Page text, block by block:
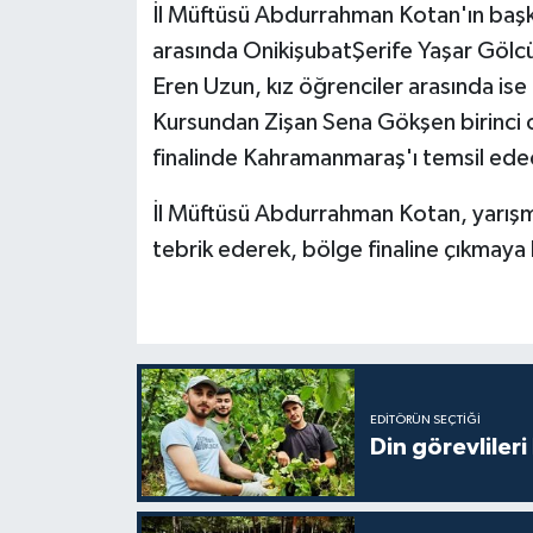
İl Müftüsü Abdurrahman Kotan'ın
arasında OnikişubatŞerife Yaşar
Eren Uzun, kız öğrenciler arasında ise
Kursundan Zişan Sena Gökşen
finalinde Kahramanmaraş'ı temsil
İl Müftüsü Abdurrahman Kotan,
tebrik ederek, bölge finaline
EDITÖRÜN SEÇTIĞI
Din görevlileri
Bitlis Müftülüğü
Bolu Müftülüğü
Bursa Müftülüğü
Çorum Müftülüğü
Denizli Müftülüğü
Makaleler
Duyurular
Biyografiler
Diyanet TV